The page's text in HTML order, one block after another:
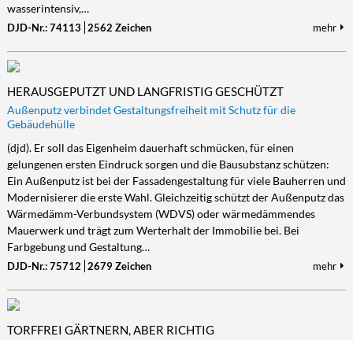
wasserintensiv,…
DJD-Nr.: 74113 2562 Zeichen mehr
HERAUSGEPUTZT UND LANGFRISTIG GESCHÜTZT
Außenputz verbindet Gestaltungsfreiheit mit Schutz für die
Gebäudehülle
(djd). Er soll das Eigenheim dauerhaft schmücken, für einen
gelungenen ersten Eindruck sorgen und die Bausubstanz schützen:
Ein Außenputz ist bei der Fassadengestaltung für viele Bauherren und
Modernisierer die erste Wahl. Gleichzeitig schützt der Außenputz das
Wärmedämm-Verbundsystem (WDVS) oder wärmedämmendes
Mauerwerk und trägt zum Werterhalt der Immobilie bei. Bei
Farbgebung und Gestaltung…
DJD-Nr.: 75712 2679 Zeichen mehr
TORFFREI GÄRTNERN, ABER RICHTIG